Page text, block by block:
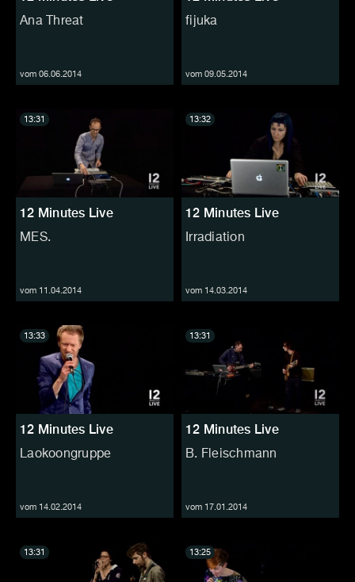
Ana Threat
vom 06.06.2014
fijuka
vom 09.05.2014
12 Minutes Live
MES.
vom 11.04.2014
13:31
12 Minutes Live
Irradiation
vom 14.03.2014
13:32
12 Minutes Live
Laokoongruppe
vom 14.02.2014
13:33
12 Minutes Live
B. Fleischmann
vom 17.01.2014
13:31
13:31 13:25